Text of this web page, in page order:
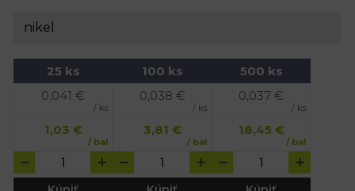
25 ks
0,041 €
/ ks
1,03 €
/ bal
100 ks
0,038 €
/ ks
3,81 €
/ bal
500 ks
0,037 €
/ ks
18,45€
/ bal